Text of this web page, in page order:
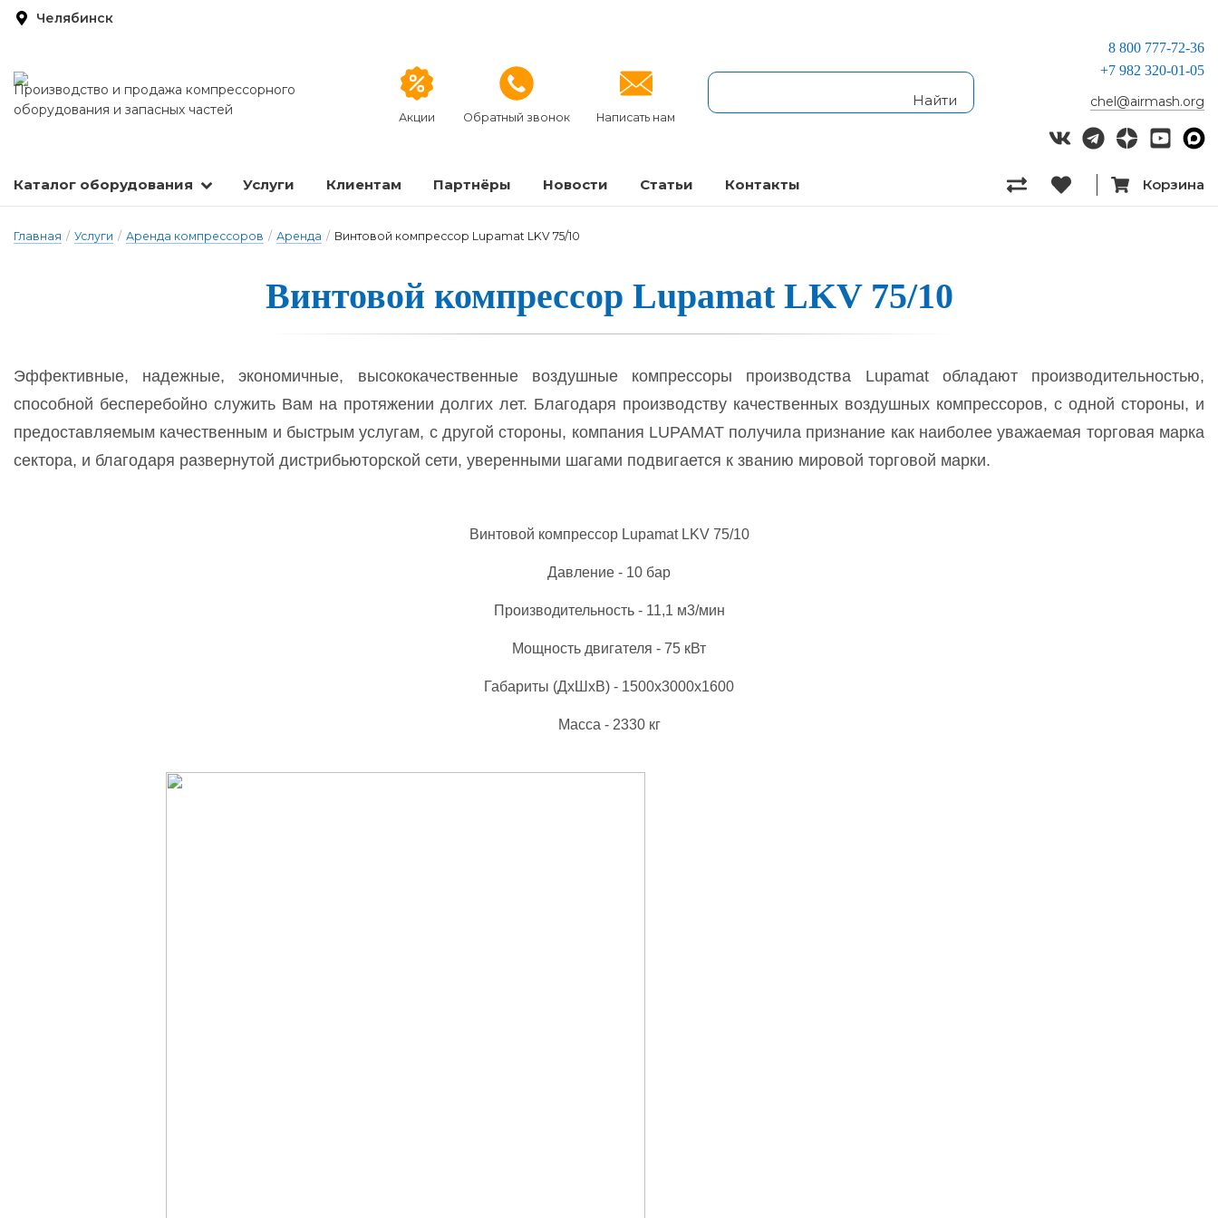
Челябинск
Производство и продажа компрессорного
оборудования и запасных частей
Акции Обратный звонок Написать нам
8 800 777-72-36
+7 982 320-01-05
chel@airmash.org
Каталог оборудования Услуги Клиентам Партнёры Новости Статьи Контакты Корзина
Главная / Услуги / Аренда компрессоров / Аренда / Винтовой компрессор Lupamat LKV 75/10
Вин­то­вой ком­прес­сор Lupamat LKV 75/10
Эффективные, надежные, экономичные, высококачественные воздушные компрессоры производства Lupamat обладают производительностью,
способной бесперебойно служить Вам на протяжении долгих лет. Благодаря производству качественных воздушных компрессоров, с одной стороны, и
предоставляемым качественным и быстрым услугам, с другой стороны, компания LUPAMAT получила признание как наиболее уважаемая торговая марка
сектора, и благодаря развернутой дистрибьюторской сети, уверенными шагами подвигается к званию мировой торговой марки.
Винтовой компрессор Lupamat LKV 75/10
Давление - 10 бар
Производительность - 11,1 м3/мин
Мощность двигателя - 75 кВт
Габариты (ДхШхВ) - 1500х3000х1600
Масса - 2330 кг